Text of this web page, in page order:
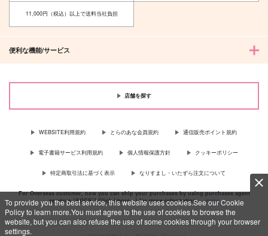
To provide you the best service, this website uses cookies.See our Cookie
Policy to learn more.You must agree to the use of cookies to browse the
website, but you can also refuse the use of some cookies through your browser
settings.
11,000円（税込）以上で送料当社負担
便利な機能/サービス
店舗を探す
WEBSITE利用規約 とらのあな会員規約 通信販売ポイント規約
電子書籍サービス利用規約 個人情報保護方針 クッキーポリシー
特定商取引法に基づく表示 なりすまし・いたずら注文について
For Overseas customer, now you can ship your purchases by using purchases agent
services “AOCS”! Click {more…} for more information …more